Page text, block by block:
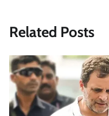
Related Posts